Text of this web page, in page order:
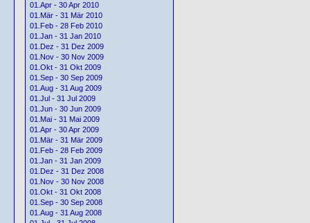
01.Apr - 30 Apr 2010
01.Mär - 31 Mär 2010
01.Feb - 28 Feb 2010
01.Jan - 31 Jan 2010
01.Dez - 31 Dez 2009
01.Nov - 30 Nov 2009
01.Okt - 31 Okt 2009
01.Sep - 30 Sep 2009
01.Aug - 31 Aug 2009
01.Jul - 31 Jul 2009
01.Jun - 30 Jun 2009
01.Mai - 31 Mai 2009
01.Apr - 30 Apr 2009
01.Mär - 31 Mär 2009
01.Feb - 28 Feb 2009
01.Jan - 31 Jan 2009
01.Dez - 31 Dez 2008
01.Nov - 30 Nov 2008
01.Okt - 31 Okt 2008
01.Sep - 30 Sep 2008
01.Aug - 31 Aug 2008